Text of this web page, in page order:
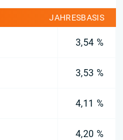
JAHRESBASIS
3,54 %
3,53 %
4,11 %
4,20 %